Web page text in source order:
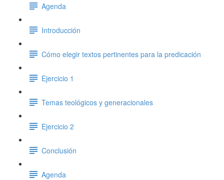
Agenda
Introducción
Cómo elegir textos pertinentes para la predicación
Ejercicio 1
Temas teológicos y generacionales
Ejercicio 2
Conclusión
Agenda